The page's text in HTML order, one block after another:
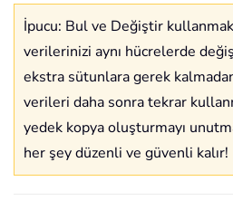
İpucu: Bul ve Değiştir
verilerinizi aynı hücrelerde
ekstra sütunlara gerek
verileri daha sonra tekrar
yedek kopya oluşturmayı
her şey düzenli ve güvenli kalır!